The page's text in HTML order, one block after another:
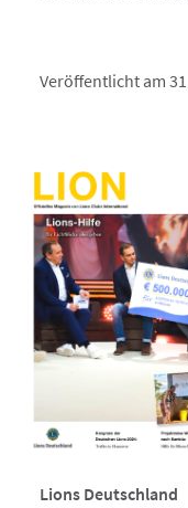
Veröffentlicht am
Lions Deutschland